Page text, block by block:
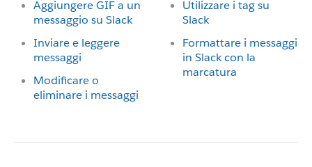
Aggiungere GIF a un
messaggio su Slack
Inviare e leggere
messaggi
Modificare o
eliminare i messaggi
Utilizzare i tag su
Slack
Formattare i messaggi
in Slack con la
marcatura